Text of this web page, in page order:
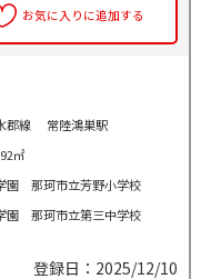
お気に入りに追加する
郡線 常陸鴻巣駅
㎡
園 那珂市立芳野小学校
園 那珂市立第三中学校
登録日：2025/12/10